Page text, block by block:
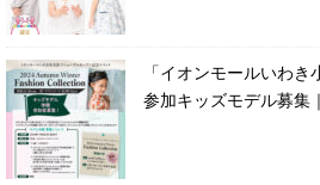
「イオンモールいわ
参加キッズモデル募集